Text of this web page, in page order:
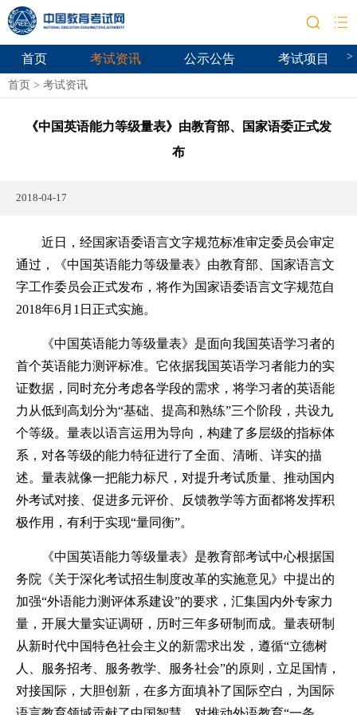
首页 考试资讯 公示公告 考试项目 >
首页 > 考试资讯
《中国英语能力等级量表》由教育部、国家语委正式发
布
2018-04-17
近日，经国家语委语言文字规范标准审定委员会审定
通过，《中国英语能力等级量表》由教育部、国家语言文
字工作委员会正式发布，将作为国家语委语言文字规范自
2018年6月1日正式实施。
《中国英语能力等级量表》是面向我国英语学习者的
首个英语能力测评标准。它依据我国英语学习者能力的实
证数据，同时充分考虑各学段的需求，将学习者的英语能
力从低到高划分为“基础、提高和熟练”三个阶段，共设九
个等级。量表以语言运用为导向，构建了多层级的指标体
系，对各等级的能力特征进行了全面、清晰、详实的描
述。量表就像一把能力标尺，对提升考试质量、推动国内
外考试对接、促进多元评价、反馈教学等方面都将发挥积
极作用，有利于实现“量同衡”。
《中国英语能力等级量表》是教育部考试中心根据国
务院《关于深化考试招生制度改革的实施意见》中提出的
加强“外语能力测评体系建设”的要求，汇集国内外专家力
量，开展大量实证调研，历时三年多研制而成。量表研制
从新时代中国特色社会主义的新需求出发，遵循“立德树
人、服务招考、服务教学、服务社会”的原则，立足国情，
对接国际，大胆创新，在多方面填补了国际空白，为国际